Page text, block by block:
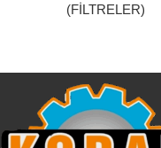
(FİLTRELER)